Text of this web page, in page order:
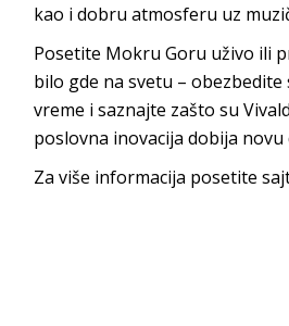
kao i dobru atmosferu uz
Posetite Mokru Goru uživo ili
bilo gde na svetu – obezbedite
vreme i saznajte zašto su
poslovna inovacija dobija novu
Za više informacija posetite